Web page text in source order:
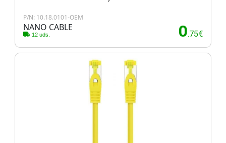
P/N: 10.18.0101-OEM
NANO CABLE
12 uds. 0.75€